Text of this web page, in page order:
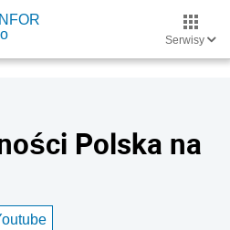
Serwisy
Polska na